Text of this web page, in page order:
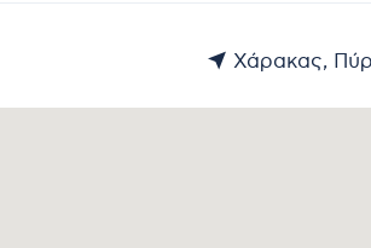
Χάρακας,